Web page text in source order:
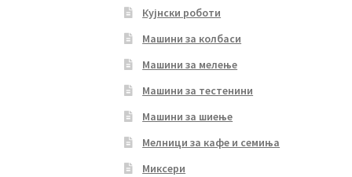
Кујнски роботи
Машини за колбаси
Машини за мелење
Машини за тестенини
Машини за шиење
Мелници за кафе и семиња
Миксери